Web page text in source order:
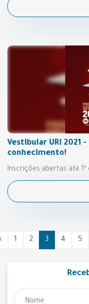
Vestibular URI 2021
conhecimento!
Inscrições abertas até
1 2 3 4 5